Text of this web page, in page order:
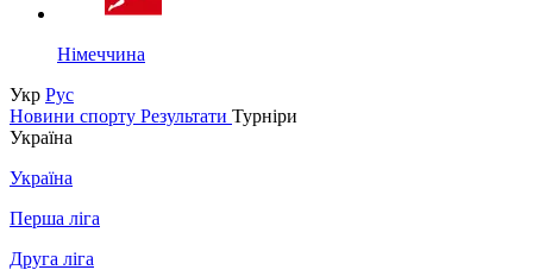
Німеччина
Укр Рус
Новини спорту Результати Турніри
Україна
Україна
Перша ліга
Друга ліга